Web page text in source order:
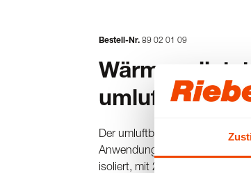
Bestell-Nr. 89 02 01 09
umluftbeheizt
Der umluftbeheizte
Anwendung mit GN-
isoliert, mit 2-teiligem Register